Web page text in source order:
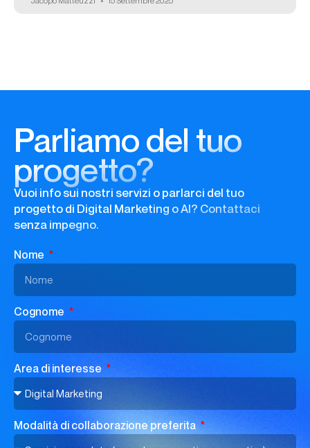
Parliamo del tuo
progetto?
Vuoi info sui nostri servizi o parlarci del tuo
progetto di Digital Marketing o AI? Contattaci
senza impegno.
Nome
Cognome
Area di interesse
Modalità di collaborazione preferita